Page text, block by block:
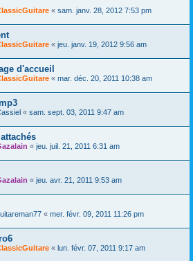
« sam. janv. 28, 2012 7:53 pm
« jeu. janv. 19, 2012 9:56 am
d'accueil
« mar. déc. 20, 2011 10:38 am
« sam. sept. 03, 2011 9:47 am
« jeu. juil. 21, 2011 6:31 am
« jeu. avr. 21, 2011 9:53 am
« mer. févr. 09, 2011 11:26 pm
« lun. févr. 07, 2011 9:17 am